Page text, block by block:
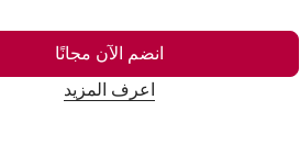
انضم الآن مجانًا
اعرف المزيد